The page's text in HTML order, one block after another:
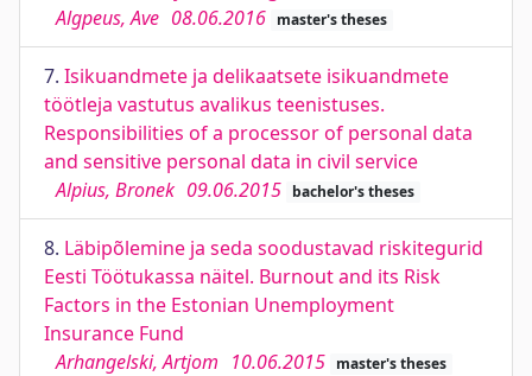
Algpeus, Ave 08.06.2016 master's theses
7. Isikuandmete ja delikaatsete isikuandmete
töötleja vastutus avalikus teenistuses.
Responsibilities of a processor of personal data
and sensitive personal data in civil service
Alpius, Bronek 09.06.2015 bachelor's theses
8. Läbipõlemine ja seda soodustavad riskitegurid
Eesti Töötukassa näitel. Burnout and its Risk
Factors in the Estonian Unemployment
Insurance Fund
Arhangelski, Artjom 10.06.2015 master's theses